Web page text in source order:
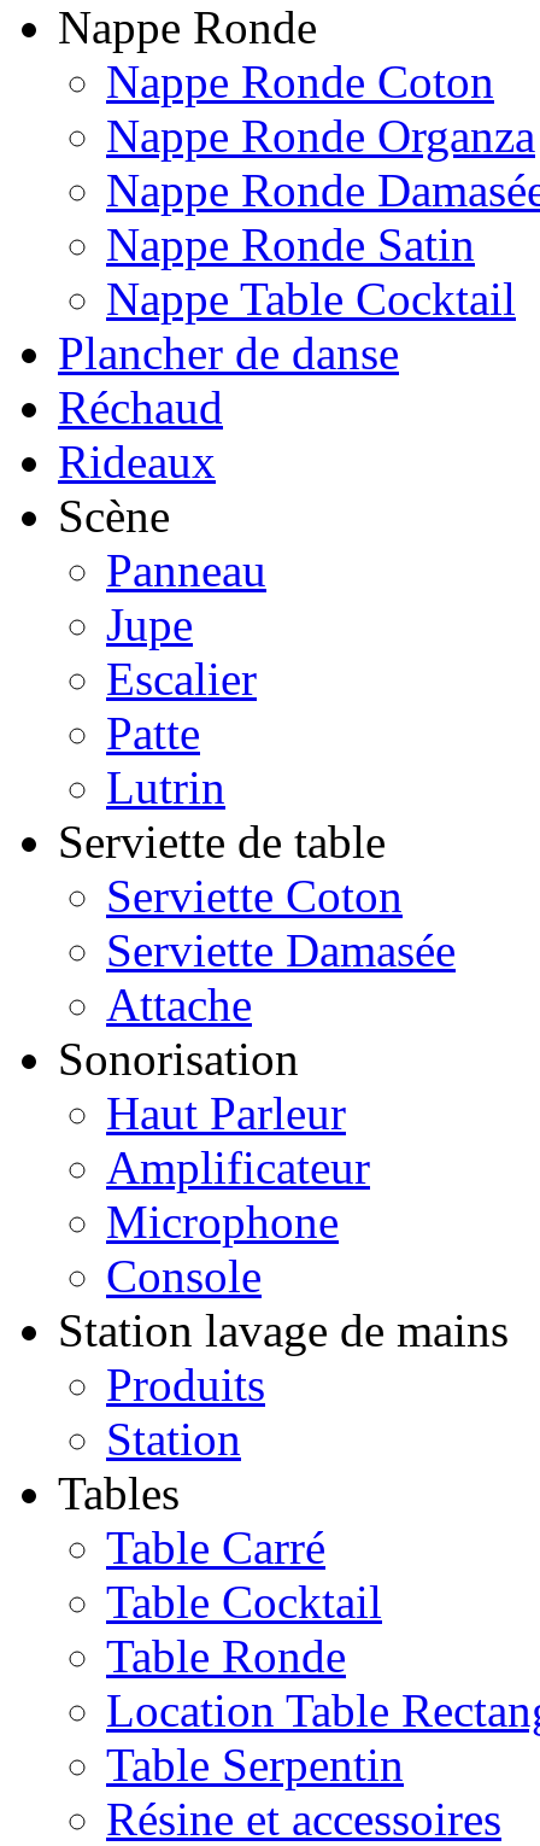
Nappe Ronde
Nappe Ronde Coton
Nappe Ronde Organza
Nappe Ronde
Nappe Ronde Satin
Nappe Table Cocktail
Plancher de danse
Réchaud
Rideaux
Scène
Panneau
Jupe
Escalier
Patte
Lutrin
Serviette de table
Serviette Coton
Serviette Damasée
Attache
Sonorisation
Haut Parleur
Amplificateur
Microphone
Console
Station lavage de mains
Produits
Station
Tables
Table Carré
Table Cocktail
Table Ronde
Location Table
Table Serpentin
Résine et accessoires